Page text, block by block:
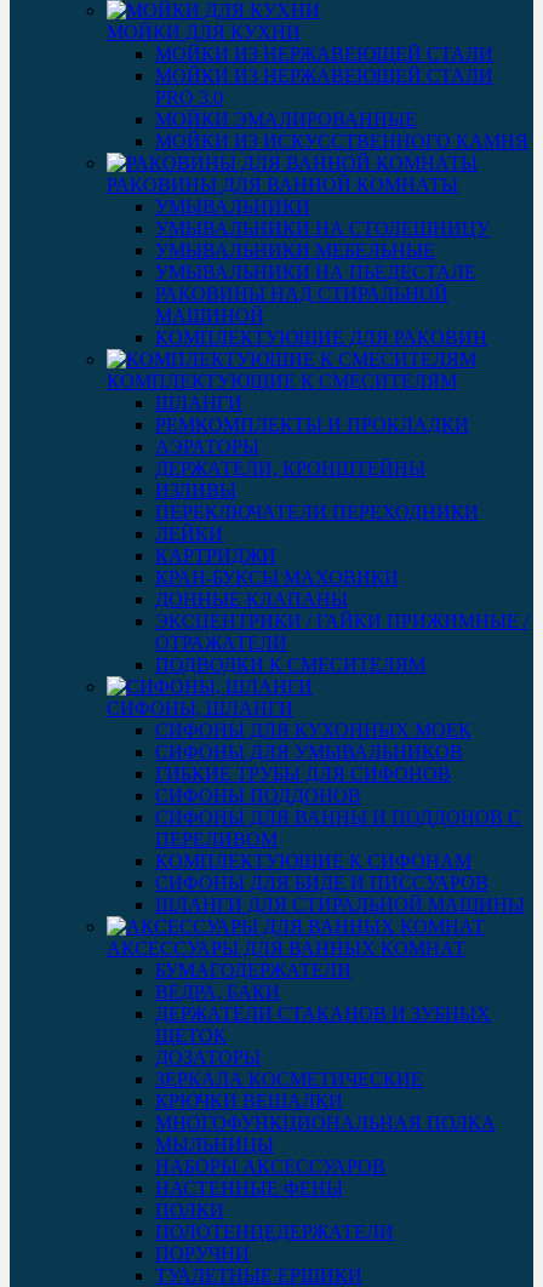
МОЙКИ ДЛЯ КУХНИ
МОЙКИ ИЗ НЕРЖАВЕЮЩЕЙ СТАЛИ
МОЙКИ ИЗ НЕРЖАВЕЮЩЕЙ СТАЛИ
PRO 3.0
МОЙКИ ЭМАЛИРОВАННЫЕ
МОЙКИ ИЗ ИСКУССТВЕННОГО КАМНЯ
РАКОВИНЫ ДЛЯ ВАННОЙ КОМНАТЫ
УМЫВАЛЬНИКИ
УМЫВАЛЬНИКИ НА СТОЛЕШНИЦУ
УМЫВАЛЬНИКИ МЕБЕЛЬНЫЕ
УМЫВАЛЬНИКИ НА ПЬЕДЕСТАЛЕ
РАКОВИНЫ НАД СТИРАЛЬНОЙ
МАШИНОЙ
КОМПЛЕКТУЮЩИЕ ДЛЯ РАКОВИН
КОМПЛЕКТУЮЩИЕ К СМЕСИТЕЛЯМ
ШЛАНГИ
РЕМКОМПЛЕКТЫ И ПРОКЛАДКИ
АЭРАТОРЫ
ДЕРЖАТЕЛИ, КРОНШТЕЙНЫ
ИЗЛИВЫ
ПЕРЕКЛЮЧАТЕЛИ ПЕРЕХОДНИКИ
ЛЕЙКИ
КАРТРИДЖИ
КРАН-БУКСЫ МАХОВИКИ
ДОННЫЕ КЛАПАНЫ
ЭКСЦЕНТРИКИ / ГАЙКИ ПРИЖИМНЫЕ /
ОТРАЖАТЕЛИ
ПОДВОДКИ К СМЕСИТЕЛЯМ
СИФОНЫ, ШЛАНГИ
СИФОНЫ ДЛЯ КУХОННЫХ МОЕК
СИФОНЫ ДЛЯ УМЫВАЛЬНИКОВ
ГИБКИЕ ТРУБЫ ДЛЯ СИФОНОВ
СИФОНЫ ПОДДОНОВ
СИФОНЫ ДЛЯ ВАННЫ И ПОДДОНОВ С
ПЕРЕЛИВОМ
КОМПЛЕКТУЮЩИЕ К СИФОНАМ
СИФОНЫ ДЛЯ БИДЕ И ПИССУАРОВ
ШЛАНГИ ДЛЯ СТИРАЛЬНОЙ МАШИНЫ
АКСЕССУАРЫ ДЛЯ ВАННЫХ КОМНАТ
БУМАГОДЕРЖАТЕЛИ
ВЕДРА, БАКИ
ДЕРЖАТЕЛИ СТАКАНОВ И ЗУБНЫХ
ЩЕТОК
ДОЗАТОРЫ
ЗЕРКАЛА КОСМЕТИЧЕСКИЕ
КРЮЧКИ ВЕШАЛКИ
МНОГОФУНКЦИОНАЛЬНАЯ ПОЛКА
МЫЛЬНИЦЫ
НАБОРЫ АКСЕССУАРОВ
НАСТЕННЫЕ ФЕНЫ
ПОЛКИ
ПОЛОТЕНЦЕДЕРЖАТЕЛИ
ПОРУЧНИ
ТУАЛЕТНЫЕ ЕРШИКИ